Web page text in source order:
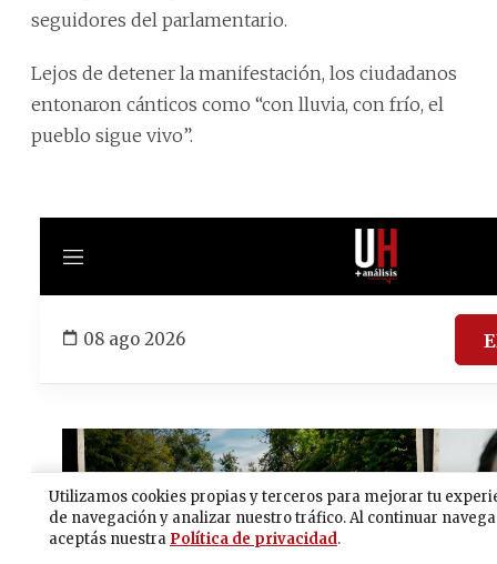
seguidores del parlamentario.
Lejos de detener la manifestación, los ciudadanos
entonaron cánticos como “con lluvia, con frío, el
pueblo sigue vivo”.